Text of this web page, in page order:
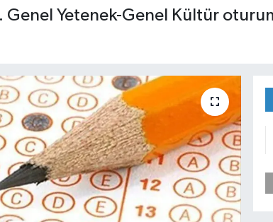
Genel Yetenek-Genel Kültür